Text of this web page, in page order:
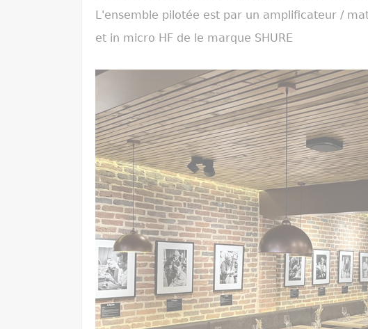
L'ensemble pilotée est par un amplificateur /
et in micro HF de le marque SHURE